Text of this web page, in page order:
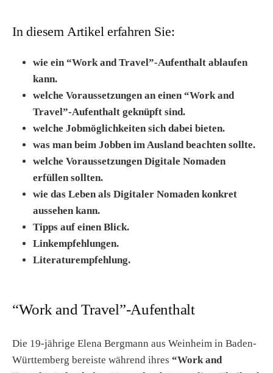
In diesem Artikel erfahren Sie:
wie ein “Work and Travel”-Aufenthalt ablaufen
kann.
welche Voraussetzungen an einen “Work and
Travel”-Aufenthalt geknüpft sind.
welche Jobmöglichkeiten sich dabei bieten.
was man beim Jobben im Ausland beachten sollte.
welche Voraussetzungen Digitale Nomaden
erfüllen sollten.
wie das Leben als Digitaler Nomaden konkret
aussehen kann.
Tipps auf einen Blick.
Linkempfehlungen.
Literaturempfehlung.
“Work and Travel”-Aufenthalt
Die 19-jährige Elena Bergmann aus Weinheim in Baden-
Württemberg bereiste während ihres “Work and